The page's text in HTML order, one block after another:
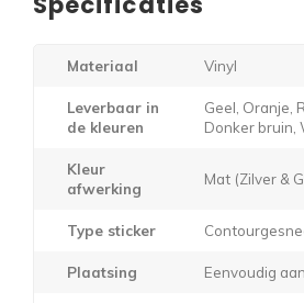
Materiaal Vinyl
Leverbaar in
de kleuren
Geel, Oranje,
Donker bruin,
Kleur
afwerking
Mat (Zilver &
Type sticker
Plaatsing Eenvoudig